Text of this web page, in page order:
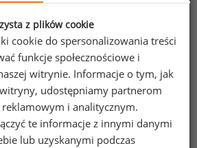
http://www.msca-
stowarzyszeń
z plików cookie
cookie do spersonalizowania treści
funkcje społecznościowe i
witrynie. Informacje o tym, jak
udostępniamy partnerom
reklamowym i analitycznym.
te informacje z innymi danymi
lub uzyskanymi podczas